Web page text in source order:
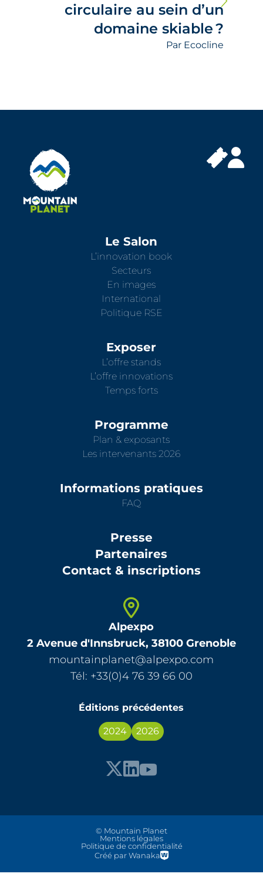
circulaire au sein d’un
domaine skiable ?
Par Ecocline
Le Salon
L’innovation book
Secteurs
En images
International
Politique RSE
Exposer
L’offre stands
L’offre innovations
Temps forts
Programme
Plan & exposants
Les intervenants 2026
Informations pratiques
FAQ
Presse
Partenaires
Contact & inscriptions
Alpexpo
2 Avenue d'Innsbruck, 38100 Grenoble
mountainplanet@alpexpo.com
Tél: +33(0)4 76 39 66 00
Éditions précédentes
2024 2026
© Mountain Planet
Mentions légales
Politique de confidentialité
Créé par Wanaka